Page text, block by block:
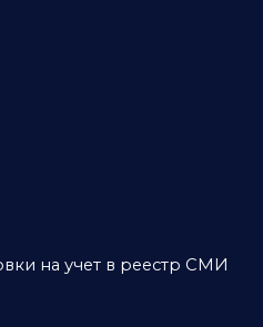
на учет в реестр СМИ